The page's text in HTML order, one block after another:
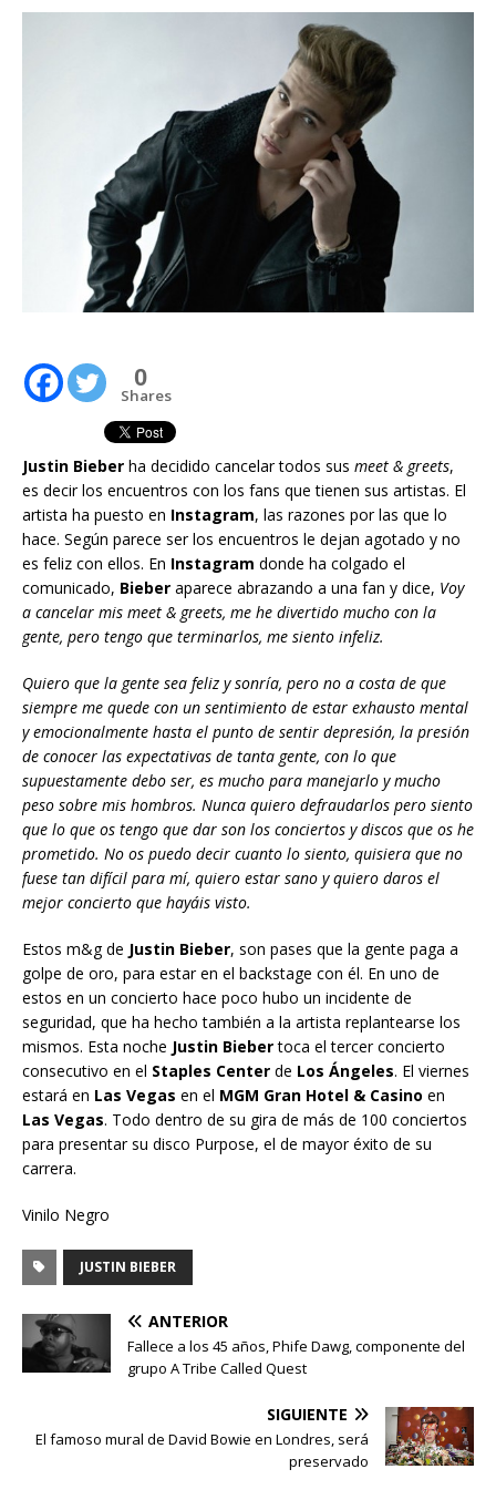
0
Shares
Justin Bieber ha decidido cancelar todos sus meet & greets,
es decir los encuentros con los fans que tienen sus artistas. El
artista ha puesto en Instagram, las razones por las que lo
hace. Según parece ser los encuentros le dejan agotado y no
es feliz con ellos. En Instagram donde ha colgado el
comunicado, Bieber aparece abrazando a una fan y dice, Voy
a cancelar mis meet & greets, me he divertido mucho con la
gente, pero tengo que terminarlos, me siento infeliz.
Quiero que la gente sea feliz y sonría, pero no a costa de que
siempre me quede con un sentimiento de estar exhausto mental
y emocionalmente hasta el punto de sentir depresión, la presión
de conocer las expectativas de tanta gente, con lo que
supuestamente debo ser, es mucho para manejarlo y mucho
peso sobre mis hombros. Nunca quiero defraudarlos pero siento
que lo que os tengo que dar son los conciertos y discos que os he
prometido. No os puedo decir cuanto lo siento, quisiera que no
fuese tan difícil para mí, quiero estar sano y quiero daros el
mejor concierto que hayáis visto.
Estos m&g de Justin Bieber, son pases que la gente paga a
golpe de oro, para estar en el backstage con él. En uno de
estos en un concierto hace poco hubo un incidente de
seguridad, que ha hecho también a la artista replantearse los
mismos. Esta noche Justin Biebertoca el tercer concierto
consecutivo en el Staples Center de Los Ángeles. El viernes
estará en Las Vegas en el MGM Gran Hotel & Casino en
Las Vegas. Todo dentro de su gira de más de 100 conciertos
para presentar su disco Purpose, el de mayor éxito de su
carrera.
Vinilo Negro
JUSTIN BIEBER
ANTERIOR
Fallece a los 45 años, Phife Dawg, componente del
grupo A Tribe Called Quest
SIGUIENTE
El famoso mural de David Bowie en Londres, será
preservado